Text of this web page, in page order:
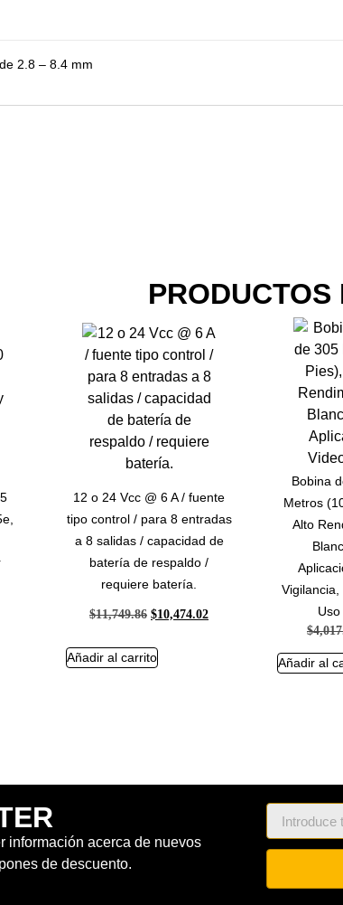
de 2.8 – 8.4 mm
12 o 24 Vcc @ 6 A / fuente
tipo control / para 8 entradas
a 8 salidas / capacidad de
batería de respaldo /
requiere batería.
$11,749.86 $10,474.02
Añadir al carrito
Bobina
Metros
Alto
Vigilancia,
$
Añadir al
información acerca de nuevos
de descuento.